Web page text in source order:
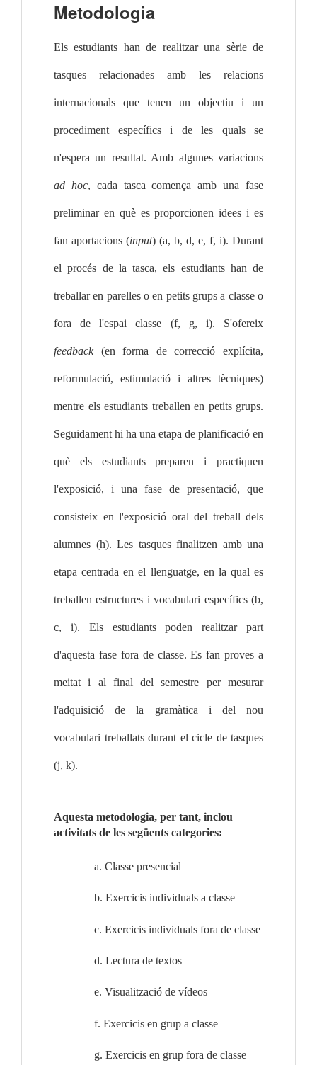
Metodologia
Els estudiants han de realitzar una sèrie de
tasques relacionades amb les relacions
internacionals que tenen un objectiu i un
procediment específics i de les quals se
ad hoc, cada tasca comença amb una fase
preliminar en què es proporcionen idees i es
fan aportacions (input) (a, b, d, e, f, i). Durant
el procés de la tasca, els estudiants han de
treballar en parelles o en petits grups a classe o
feedback (en forma de correcció explícita,
reformulació, estimulació i altres tècniques)
mentre els estudiants treballen en petits grups.
Seguidament hi ha una etapa de planificació en
què els estudiants preparen i practiquen
l'exposició, i una fase de presentació, que
consisteix en l'exposició oral del treball dels
alumnes (h). Les tasques finalitzen amb una
etapa centrada en el llenguatge, en la qual es
treballen estructures i vocabulari específics (b,
c, i). Els estudiants poden realitzar part
d'aquesta fase fora de classe. Es fan proves a
meitat i al final del semestre per mesurar
l'adquisició de la gramàtica i del nou
vocabulari treballats durant el cicle de tasques
(j, k).
Aquesta metodologia, per tant, inclou
activitats de les següents categories:
a. Classe presencial
b. Exercicis individuals a classe
c. Exercicis individuals fora de classe
d. Lectura de textos
e. Visualització de vídeos
f. Exercicis en grup a classe
g. Exercicis en grup fora de classe